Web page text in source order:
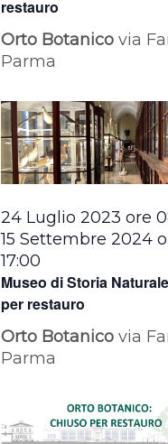
restauro
Orto Botanicovia
Parma
Museo di Storia
per restauro
24 Luglio 2023 ore
15 Settembre 2024
17:00
Orto Botanicovia
Parma